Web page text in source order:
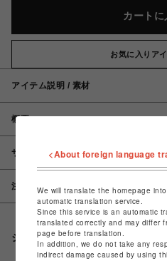
カートに
お気に入りア
アイテム説明 / 素材
概要
サイズ
注意事項
シェアする
<About foreign language
We will translate the homepage
automatic translation service.
Since this service is an automatic
translated correctly and may differ
page before translation.
In addition, we do not take any
indirect damage caused by using